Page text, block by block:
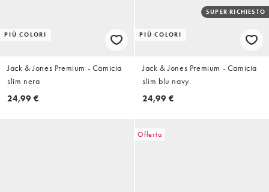
PIÙ COLORI
Jack & Jones Premium - Camicia
slim nera
24,99 €
PIÙ COLORI
SUPER RICHIESTO
Jack & Jones Premium - Camicia
slim blu navy
24,99 €
Offerta